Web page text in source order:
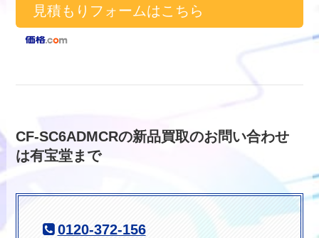
見積もりフォームはこちら
CF-SC6ADMCRの新品買取のお問い合わせ
は有宝堂まで
0120-372-156